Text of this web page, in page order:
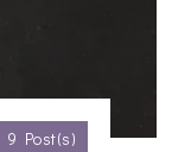
9 Post(s)